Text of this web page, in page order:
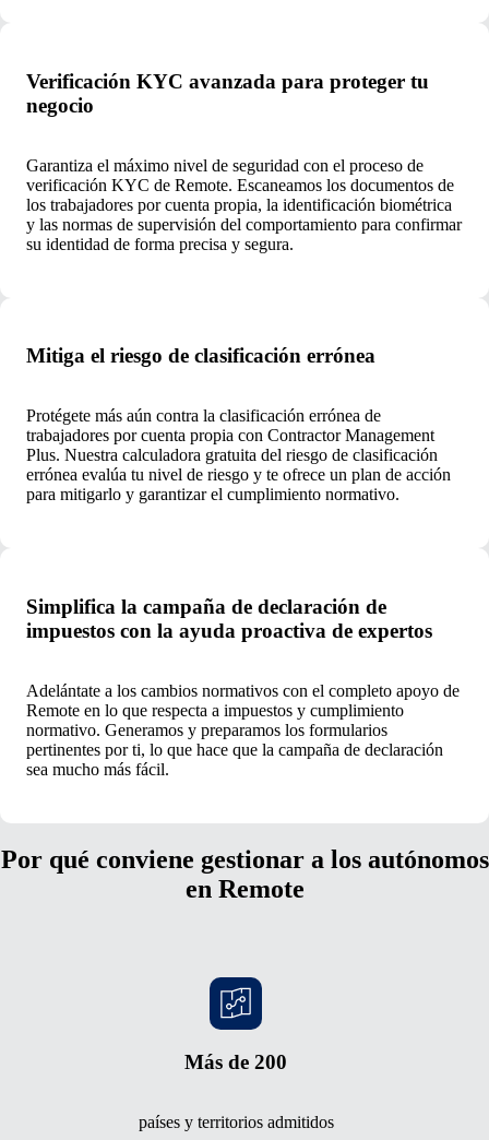
Verificación KYC avanzada para proteger tu
negocio
Garantiza el máximo nivel de seguridad con el proceso de
verificación KYC de Remote. Escaneamos los documentos de
los trabajadores por cuenta propia, la identificación biométrica
y las normas de supervisión del comportamiento para confirmar
su identidad de forma precisa y segura.
Mitiga el riesgo de clasificación errónea
Protégete más aún contra la clasificación errónea de
trabajadores por cuenta propia con Contractor Management
Plus. Nuestra calculadora gratuita del riesgo de clasificación
errónea evalúa tu nivel de riesgo y te ofrece un plan de acción
para mitigarlo y garantizar el cumplimiento normativo.
Simplifica la campaña de declaración de
impuestos con la ayuda proactiva de expertos
Adelántate a los cambios normativos con el completo apoyo de
Remote en lo que respecta a impuestos y cumplimiento
normativo. Generamos y preparamos los formularios
pertinentes por ti, lo que hace que la campaña de declaración
sea mucho más fácil.
Por qué conviene gestionar a los autónomos
en Remote
Más de 200
países y territorios admitidos